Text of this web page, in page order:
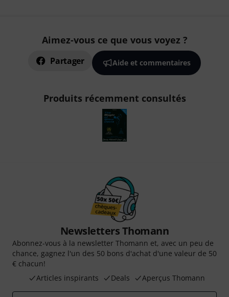
Aimez-vous ce que vous voyez ?
Partager Aide et commentaires
Produits récemment consultés
Newsletters Thomann
Abonnez-vous à la newsletter Thomann et, avec un peu de
chance, gagnez l'un des 50 bons d'achat d'une valeur de 50
€ chacun!
Articles inspirants
Deals Aperçus Thomann